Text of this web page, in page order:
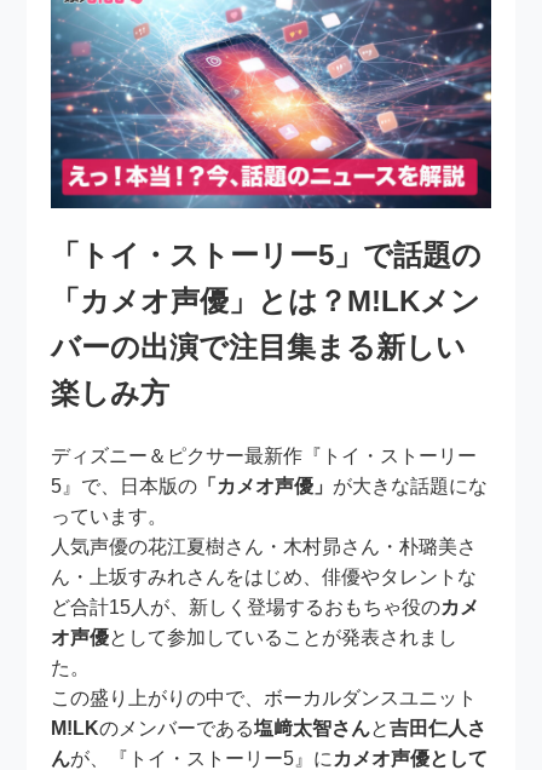
「トイ・ストーリー5」で話題の
「カメオ声優」とは？M!LKメン
バーの出演で注目集まる新しい
楽しみ方
ディズニー＆ピクサー最新作『トイ・ストーリー
5』で、日本版の 「カメオ声優」 が大きな話題にな
っています。
人気声優の花江夏樹さん・木村昴さん・朴璐美さ
ん・上坂すみれさんをはじめ、俳優やタレントな
ど合計15人が、新しく登場するおもちゃ役のカメ
オ声優として参加していることが発表されまし
た。
この盛り上がりの中で、ボーカルダンスユニット
M!LKのメンバーである塩﨑太智さんと吉田仁人さ
んが、『トイ・ストーリー5』に カメオ声優として